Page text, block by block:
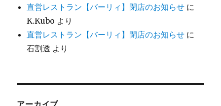
直営レストラン【バーリィ】閉店のお知らせ に
K.Kubo より
直営レストラン【バーリィ】閉店のお知らせ に
石割透 より
アーカイブ